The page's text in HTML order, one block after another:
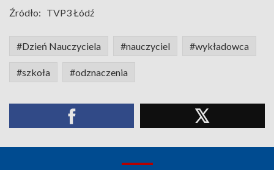
Źródło: TVP3 Łódź
#Dzień Nauczyciela #nauczyciel #wykładowca
#szkoła #odznaczenia